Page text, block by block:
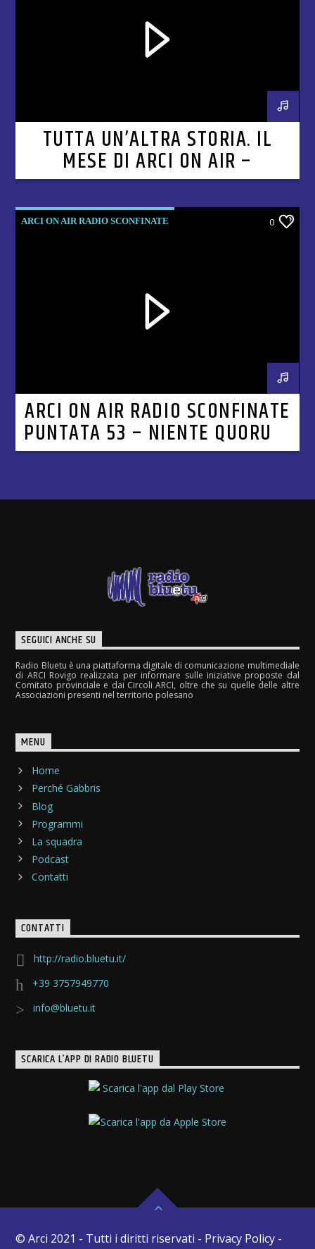
TUTTA UN’ALTRA STORIA. IL
MESE DI ARCI ON AIR –
PUNTATA 5
ARCI ON AIR RADIO SCONFINATE 0
ARCI ON AIR RADIO SCONFINATE
PUNTATA 53 – NIENTE QUORUM,
MA C’È UN’ITALIA CHE RESISTE
SEGUICI ANCHE SU
Radio Bluetu è una piattaforma digitale di comunicazione multimediale
di ARCI Rovigo realizzata per informare sulle iniziative proposte dal
Comitato provinciale e dai Circoli ARCI, oltre che su quelle delle altre
Associazioni presenti nel territorio polesano
MENU
Home
Perché Gabbris
Blog
Programmi
La squadra
Podcast
Contatti
CONTATTI
http://radio.bluetu.it/
+39 3757949770
info@bluetu.it
SCARICA L’APP DI RADIO BLUETU
© Arci 2021 - Tutti i diritti riservati - Privacy Policy -